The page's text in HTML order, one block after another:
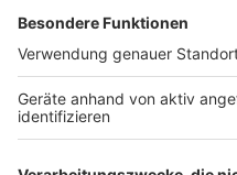
Archiv
ANTENNE BAYERN GROUP
Stiftung ANTENNE BAYERN
hilft